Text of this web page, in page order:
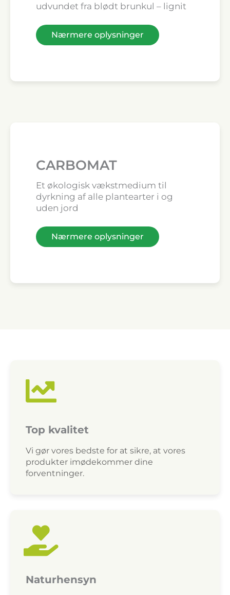
udvundet fra blødt brunkul – lignit
Nærmere oplysninger
CARBOMAT
Et økologisk vækstmedium til
dyrkning af alle plantearter i og
uden jord
Nærmere oplysninger
Top kvalitet
Vi gør vores bedste for at sikre, at vores
produkter imødekommer dine
forventninger.
Naturhensyn